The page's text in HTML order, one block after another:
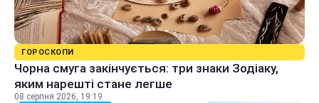
ГОРОСКОПИ
Чорна смуга закінчується: три знаки Зодіаку,
яким нарешті стане легше
08 серпня 2026, 19:19